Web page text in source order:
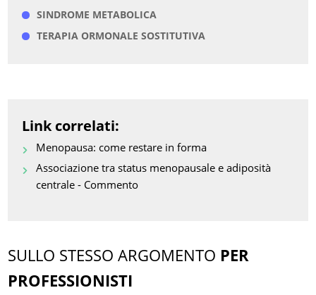
SINDROME METABOLICA
TERAPIA ORMONALE SOSTITUTIVA
Link correlati:
Menopausa: come restare in forma
Associazione tra status menopausale e adiposità
centrale - Commento
SULLO STESSO ARGOMENTO PER
PROFESSIONISTI